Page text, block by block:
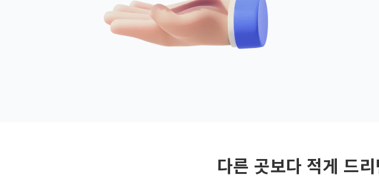
다른 곳보다 적게 드리